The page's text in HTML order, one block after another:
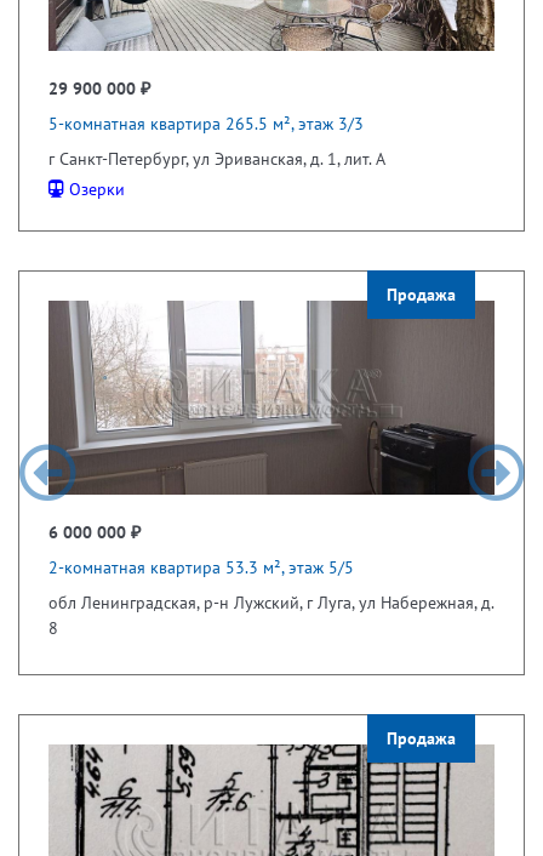
29 900 000 ₽
5-комнатная квартира 265.5 м², этаж 3/3
г Санкт-Петербург, ул Эриванская, д. 1, лит. А
Озерки
Продажа
6 000 000 ₽
2-комнатная квартира 53.3 м², этаж 5/5
обл Ленинградская, р-н Лужский, г Луга, ул Набережная, д.
8
Продажа